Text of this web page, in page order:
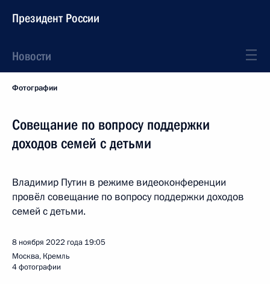
Президент России
Новости
Фотографии
Совещание по вопросу поддержки
доходов семей с детьми
Владимир Путин в режиме видеоконференции
провёл совещание по вопросу поддержки доходов
семей с детьми.
8 ноября 2022 года 19:05
Москва, Кремль
4 фотографии